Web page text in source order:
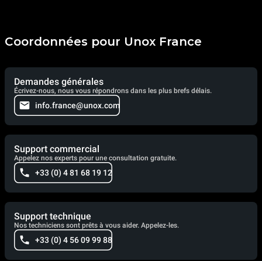
Coordonnées pour Unox France
Demandes générales
Écrivez-nous, nous vous répondrons dans les plus brefs délais.
info.france@unox.com
Support commercial
Appelez nos experts pour une consultation gratuite.
+33 (0) 4 81 68 19 12
Support technique
Nos techniciens sont prêts à vous aider. Appelez-les.
+33 (0) 4 56 09 99 88